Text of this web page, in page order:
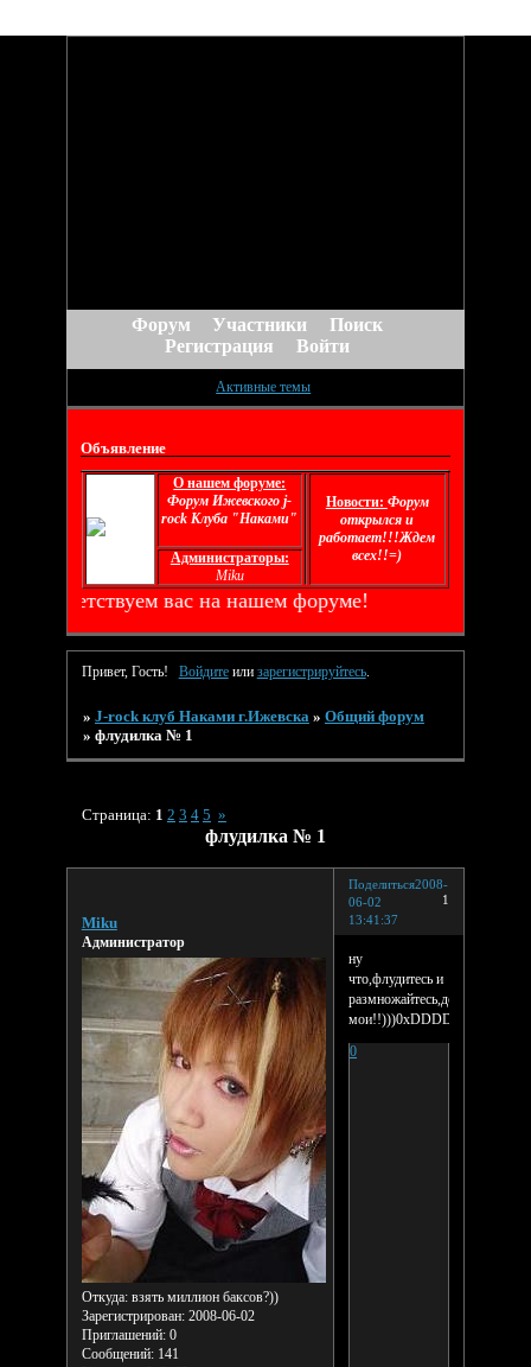
Форум Участники
Поиск
Регистрация
Войти
Активные темы
Объявление
О нашем форуме:
Форум Ижевского j-
rock Клуба "Наками"
Новости: Форум
открылся и
работает!!!Ждем
всех!!=)
Администраторы:
Miku
вас на нашем форуме!
Привет, Гость! Войдитеили зарегистрируйтесь.
» J-rock клуб Наками г.Ижевска » Общий форум
» флудилка № 1
флудилка № 1
Страница: 1 2 3 4 5 »
Поделиться
1
2008-
06-02
13:41:37
Miku
Администратор
Откуда:взять миллион баксов?))
Зарегистрирован: 2008-06-02
Приглашений:0
Сообщений:141
ну
что,флудитесь и
размножайтесь,дети
мои!!)))0xDDDD
0